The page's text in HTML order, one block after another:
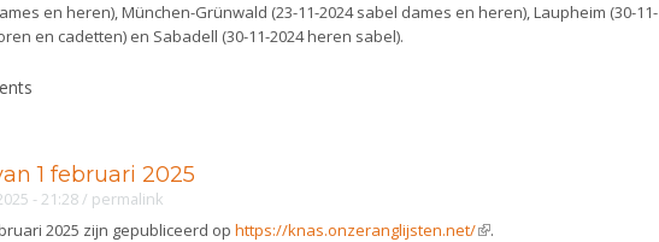
en heren), München-Grünwald (23-11-2024 sabel dames en heren), Laupheim (30-11-
en cadetten) en Sabadell (30-11-2024 heren sabel).
1 februari 2025
- 21:28/ permalink
2025 zijn gepubliceerd op https://knas.onzeranglijsten.net/(link is external)
.